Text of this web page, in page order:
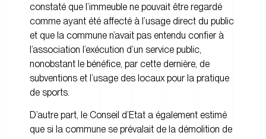
constaté que l’immeuble ne pouvait être regardé
comme ayant été affecté à l’usage direct du public
et que la commune n’avait pas entendu confier à
l’association l’exécution d’un service public,
nonobstant le bénéfice, par cette dernière, de
subventions et l’usage des locaux pour la pratique
de sports.
D’autre part, le Conseil d’Etat a également estimé
que si la commune se prévalait de la démolition de